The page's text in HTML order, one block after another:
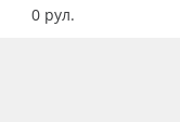
0 рул.